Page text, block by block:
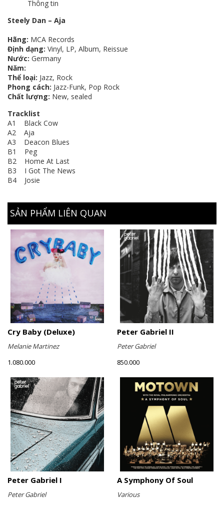
Thông tin
Steely Dan ‎– Aja
Hãng: MCA Records
Định dạng: Vinyl, LP, Album, Reissue
Nước: Germany
Năm:
Thể loại: Jazz, Rock
Phong cách: Jazz-Funk, Pop Rock
Chất lượng: New, sealed
Tracklist
A1 Black Cow
A2 Aja
A3 Deacon Blues
B1 Peg
B2 Home At Last
B3 I Got The News
B4 Josie
SẢN PHẨM LIÊN QUAN
Cry Baby (Deluxe)
Melanie Martinez
1.080.000
Peter Gabriel II
Peter Gabriel
850.000
Peter Gabriel I
Peter Gabriel
A Symphony Of Soul
Various